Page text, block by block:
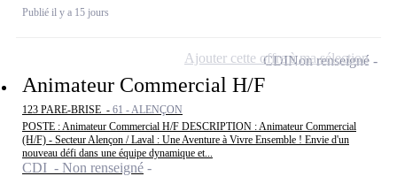
Publié il y a 15 jours
Animateur Commercial H/F
123 PARE-BRISE - 61 - ALENÇON
POSTE : Animateur Commercial H/F DESCRIPTION : Animateur Commercial
(H/F) - Secteur Alençon / Laval : Une Aventure à Vivre Ensemble ! Envie d'un
nouveau défi dans une équipe dynamique et...
CDI - Non renseigné
CDINon renseigné
Ajouter cette offre à ma sélection